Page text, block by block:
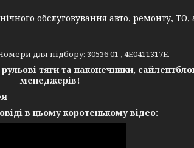
обслуговування авто, ремонту, ТО,
для підбору: 30536 01 , 4E0411317E.
тяги та наконечники,
менеджерів!
в цьому коротенькому відео: